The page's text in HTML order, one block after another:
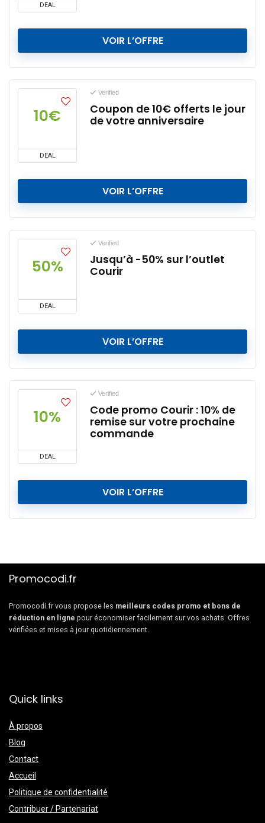
DEAL
VOIR L’OFFRE
10€
DEAL
Verified
Coupon de 10€ offerts le jour
de votre anniversaire
VOIR L’OFFRE
50%
DEAL
Verified
Jusqu’à -50% sur l’outlet
Courir
VOIR L’OFFRE
10%
DEAL
Verified
Code promo Courir : 10% de
remise sur votre prochaine
commande
VOIR L’OFFRE
Promocodi.fr
Promocodi.fr vous propose les meilleurs codes promo et bons de
réduction en ligne pour économiser facilement sur vos achats. Offres
vérifiées et mises à jour quotidiennement.
Quick links
À propos
Blog
Contact
Accueil
Politique de confidentialité
Contribuer / Partenariat